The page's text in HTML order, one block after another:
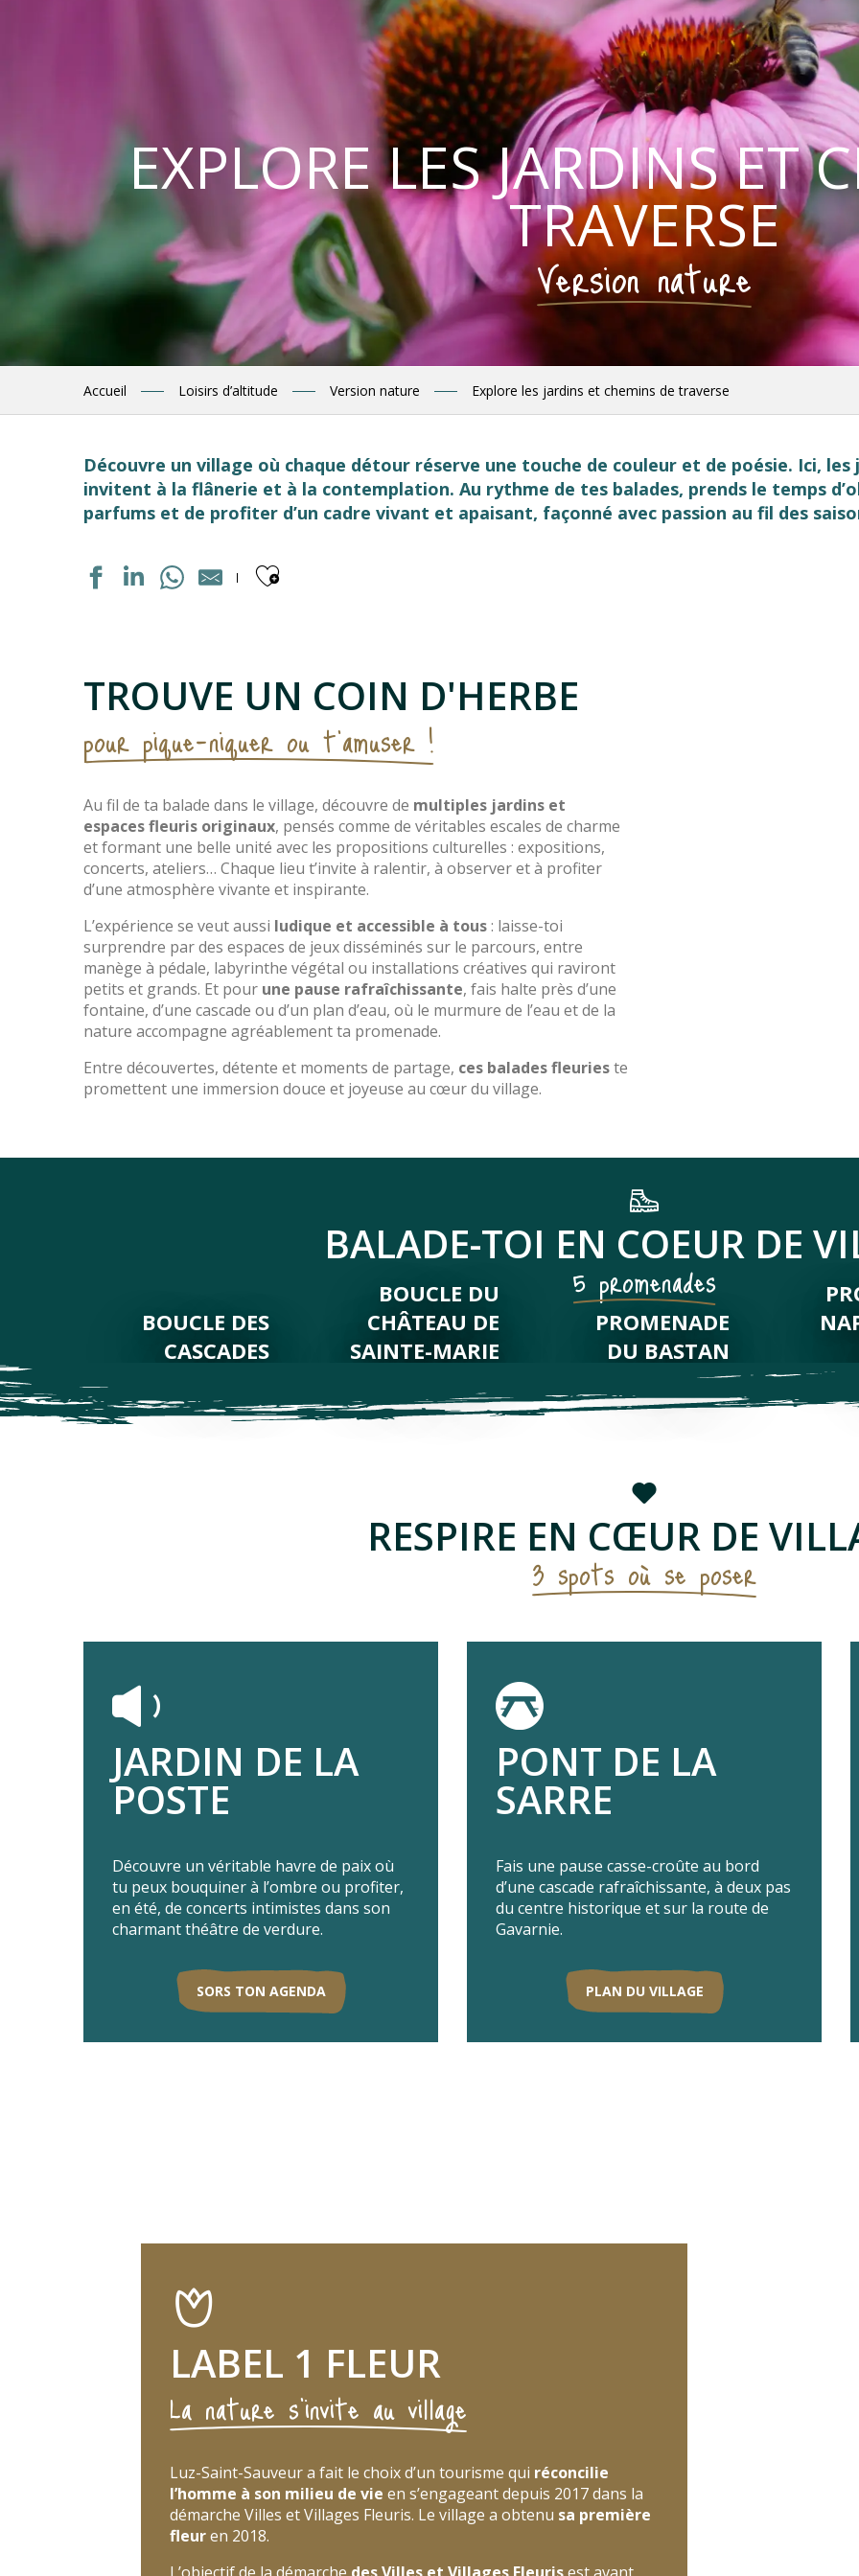
EXPLORE LES JARDINS ET
TRAVERSE
Version nature
Accueil Loisirs d’altitude Version nature Explore les jardins et chemins de traverse
Découvre un village où chaque détour réserve une touche de couleur et de poésie. Ici,
invitent à la flânerie et à la contemplation. Au rythme de tes balades, prends le temps
parfums et de profiter d’un cadre vivant et apaisant, façonné avec passion au fil des
Ajouter aux favoris
TROUVE UN COIN D'HERBE
pour pique-niquer ou t'amuser !
Au fil de ta balade dans le village, découvre de multiples jardins et
espaces fleuris originaux, pensés comme de véritables escales de charme
et formant une belle unité avec les propositions culturelles : expositions,
concerts, ateliers… Chaque lieu t’invite à ralentir, à observer et à profiter
d’une atmosphère vivante et inspirante.
L’expérience se veut aussi ludique et accessible à tous: laisse-toi
surprendre par des espaces de jeux disséminés sur le parcours, entre
manège à pédale, labyrinthe végétal ou installations créatives qui raviront
petits et grands. Et pour une pause rafraîchissante, fais halte près d’une
fontaine, d’une cascade ou d’un plan d’eau, où le murmure de l’eau et de la
nature accompagne agréablement ta promenade.
Entre découvertes, détente et moments de partage, ces balades fleurieste
promettent une immersion douce et joyeuse au cœur du village.
BALADE-TOI EN COEUR DE
5 promenades
BOUCLE DES
CASCADES
BOUCLE DU
CHÂTEAU DE
SAINTE-MARIE
PROMENADE
DU BASTAN
RESPIRE EN CŒUR DE
3 spots où se poser
JARDIN DE LA
POSTE
Découvre un véritable havre de paix où
tu peux bouquiner à l’ombre ou profiter,
en été, de concerts intimistes dans son
charmant théâtre de verdure.
SORS TON AGENDA
PONT DE LA
SARRE
Fais une pause casse-croûte au bord
d’une cascade rafraîchissante, à deux pas
du centre historique et sur la route de
Gavarnie.
PLAN DU VILLAGE
LABEL 1 FLEUR
La nature s'invite au village
Luz-Saint-Sauveur a fait le choix d’un tourisme qui réconcilie
l’homme à son milieu de vie en s’engageant depuis 2017 dans la
démarche Villes et Villages Fleuris. Le village a obtenu sa première
fleuren 2018.